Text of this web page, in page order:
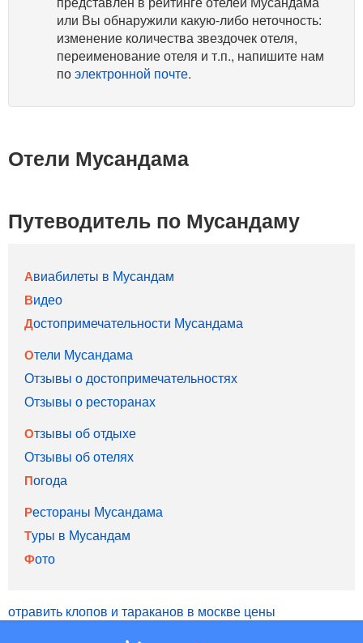
или Вы обнаружили какую-либо неточность:
изменение количества звездочек отеля,
переименование отеля и т.п., напишите нам
поэлектронной почте.
Отели Мусандама
Путеводитель по Мусандаму
Авиабилеты в Мусандам
Видео
Достопримечательности Мусандама
Отели Мусандама
Отзывы о достопримечательностях
Отзывы о ресторанах
Отзывы об отдыхе
Отзывы об отелях
Погода
Рестораны Мусандама
Туры в Мусандам
Фото
отравить клопов и тараканов в москве цены